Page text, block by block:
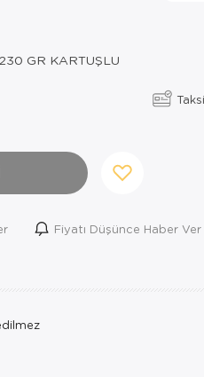
GR KARTUŞLU
Fiyatı Düşünce Haber Ver